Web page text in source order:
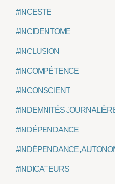
#INCESTE
#INCIDENTOME
#INCLUSION
#INCOMPÉTENCE
#INCONSCIENT
#INDEMNITÉS
#INDÉPENDANCE
#INDÉPENDANCE,
#INDICATEURS